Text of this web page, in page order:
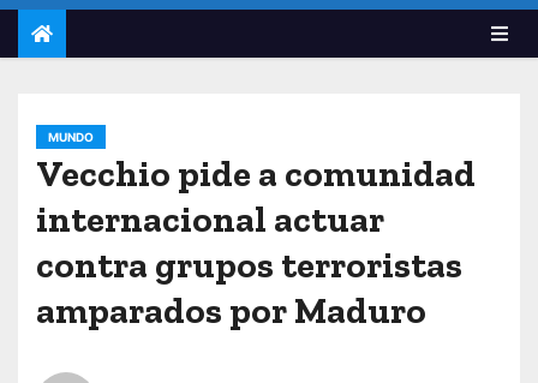
MUNDO
Vecchio pide a comunidad
internacional actuar
contra grupos terroristas
amparados por Maduro